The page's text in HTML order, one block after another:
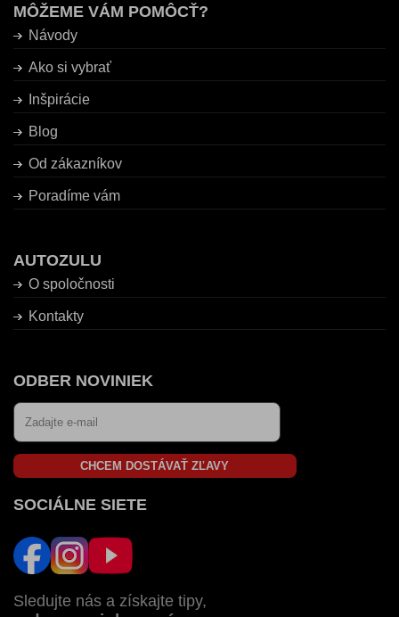
MÔŽEME VÁM POMÔCŤ?
Návody
Ako si vybrať
Inšpirácie
Blog
Od zákazníkov
Poradíme vám
AUTOZULU
O spoločnosti
Kontakty
ODBER NOVINIEK
CHCEM DOSTÁVAŤ ZĽAVY
SOCIÁLNE SIETE
Sledujte nás a získajte tipy,